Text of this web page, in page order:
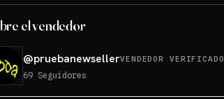
el vendedor
@pruebanewsellerVENDEDOR VERIFICADO
69 Seguidores